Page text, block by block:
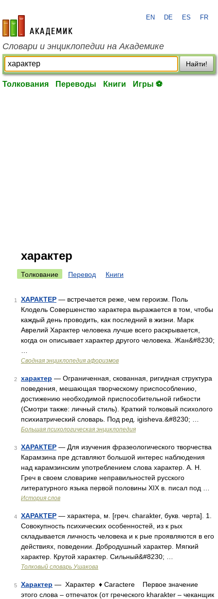
academic.ru
EN DE ES FR
Словари и энциклопедии на Академике
Найти!
Толкования Переводы Книги Игры ⚽
характер
Толкование Перевод Книги
1 ХАРАКТЕР — встречается реже, чем героизм. Поль
Клодель Совершенство характера выражается в том, чтобы
каждый день проводить, как последний в жизни. Марк
Аврелий Характер человека лучше всего раскрывается,
когда он описывает характер другого человека. Жан&#8230;
Сводная энциклопедия афоризмов
2 характер — Ограниченная, скованная, ригидная структура
поведения, мешающая творческому приспособлению,
достижению необходимой приспособительной гибкости
(Смотри также: личный стиль). Краткий толковый психолого
психиатрический словарь. Под ред. igisheva.&#8230; …
Большая психологическая энциклопедия
3 ХАРАКТЕР — Для изучения фразеологического творчества
Карамзина пре дставляют большой интерес наблюдения
над карамзинским употреблением слова характер. А. Н.
Греч в своем словарике неправильностей русского
литературного языка первой половины XIX в. писал под …
История слов
4 ХАРАКТЕР — характера, м. [греч. charakter, букв. черта]. 1.
Совокупность психических особенностей, из к рых
складывается личность человека и к рые проявляются в его
действиях, поведении. Добродушный характер. Мягкий
характер. Крутой характер. Сильный&#8230; …
Толковый словарь Ушакова
5 Характер — Характер ♦ Caractere Первое значение
этого слова – отпечаток (от греческого kharakter – чеканщик